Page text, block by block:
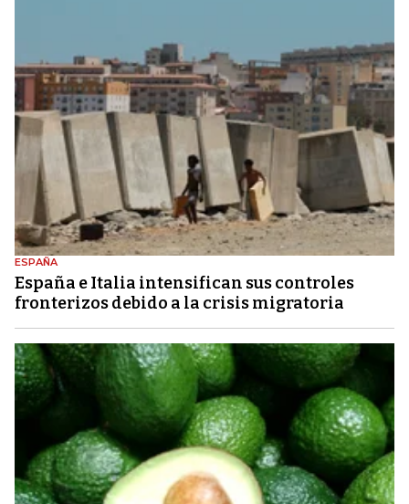
ESPAÑA
España e Italia intensifican sus controles
fronterizos debido a la crisis migratoria